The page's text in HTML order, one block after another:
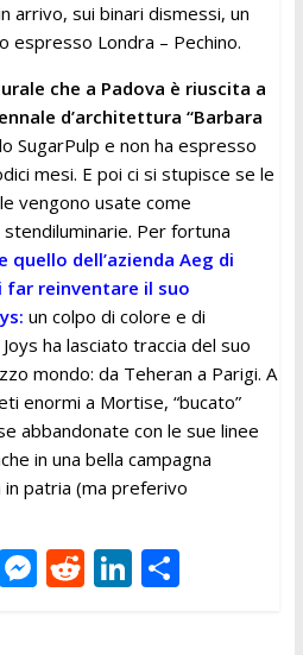
arrivo, sui binari dismessi, un
espresso Londra – Pechino.
che a Padova è riuscita a
d’architettura “Barbara
SugarPulp e non ha espresso
mesi. E poi ci si stupisce se le
vengono usate come
Per fortuna
quello dell’azienda Aeg di
far reinventare il suo
un colpo di colore e di
ha lasciato traccia del suo
mondo: da Teheran a Parigi. A
enormi a Mortise, “bucato”
abbandonate con le sue linee
in una bella campagna
patria (ma preferivo
M R Li C